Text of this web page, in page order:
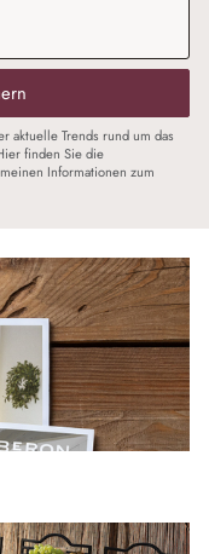
aktuelle Trends rund um das
finden Sie die
Informationen zum